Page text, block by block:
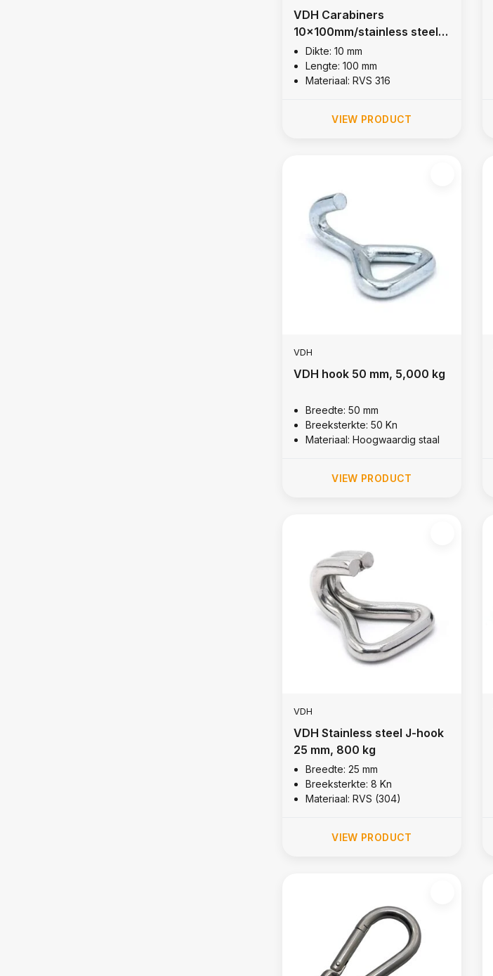
VDH Carabiners
10x100mm/stainless steel
316Dikte: 10 mm
Lengte: 100 mm
Materiaal: RVS 316
VIEW PRODUCT
VDH
VDH hook 50 mm, 5,000 kg
Breedte: 50 mm
Breeksterkte: 50 Kn
Materiaal: Hoogwaardig staal
VIEW PRODUCT
VDH
VDH Stainless steel J-hook
25 mm, 800 kg
Breedte: 25 mm
Breeksterkte: 8 Kn
Materiaal: RVS (304)
VIEW PRODUCT